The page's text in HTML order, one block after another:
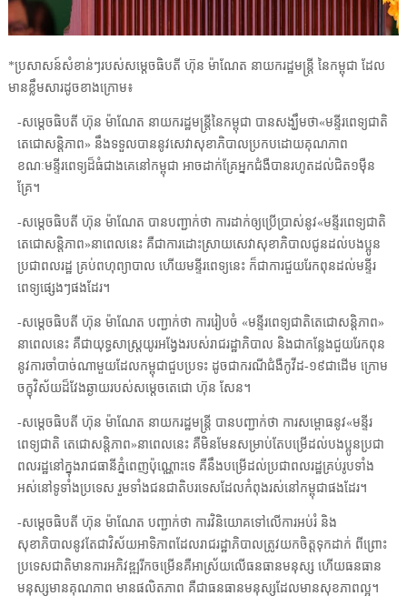
*ប្រសាសន៍សំខាន់ៗរបស់សម្ដេចធិបតី ហ៊ុន ម៉ាណែត នាយករដ្ឋមន្ត្រី នៃកម្ពុជា ដែល
មានខ្លឹមសារដូចខាងក្រោម៖
-សម្តេចធិបតី ហ៊ុន ម៉ាណែត នាយករដ្ឋមន្រ្តីនៃកម្ពុជា បានសង្ឃឹមថា«មន្ទីរពេទ្យជាតិ
តេជោសន្តិភាព» នឹងទទួលបាននូវសេវាសុខាភិបាលប្រកបដោយគុណភាព
ខណៈមន្ទីរពេទ្យដ៏ធំជាងគេនៅកម្ពុជា អាចដាក់គ្រែអ្នកជំងឺបានរហូតដល់ជិត១ម៉ឺន
គ្រែ។
-សម្តេចធិបតី ហ៊ុន ម៉ាណែត បានបញ្ជាក់ថា ការដាក់ឲ្យប្រើប្រាស់នូវ«មន្ទីរពេទ្យជាតិ
តេជោសន្តិភាព»នាពេលនេះ គឺជាការដោះស្រាយសេវាសុខាភិបាលជូនដល់បងប្អូន
ប្រជាពលរដ្ឋ គ្រប់ពហុព្យាបាល ហើយមន្ទីរពេទ្យនេះ ក៏ជាការជួយរែកពុនដល់មន្ទីរ
ពេទ្យផ្សេងៗផងដែរ។
-សម្ដេចធិបតី ហ៊ុន ម៉ាណែត បញ្ជាក់ថា ការរៀបចំ «មន្ទីរពេទ្យជាតិតេជោសន្តិភាព»
នាពេលនេះ គឺជាយុទ្ធសាស្រ្ដយូរអង្វែងរបស់រាជរដ្ឋាភិបាល និងជាកន្លែងជួយរែកពុន
នូវការចាំបាច់ណាមួយដែលកម្ពុជាជួបប្រទះ ដូចជាករណីជំងឺកូវីដ-១៩ជាដើម ក្រោម
ចក្ខុវិស័យដ៏វែងឆ្ងាយរបស់សម្ដេចតេជោ ហ៊ុន សែន។
-សម្តេចធិបតី ហ៊ុន ម៉ាណែត នាយករដ្ឋមន្រ្តី បានបញ្ជាក់ថា ការសម្ពោធនូវ«មន្ទីរ
ពេទ្យជាតិ តេជោសន្តិភាព»នាពេលនេះ គឺមិនមែនសម្រាប់តែបម្រើដល់បងប្អូនប្រជា
ពលរដ្ឋនៅក្នុងរាជធានីភ្នំពេញប៉ុណ្ណោះទេ គឺនឹងបម្រើដល់ប្រជាពលរដ្ឋគ្រប់រូបទាំង
អស់នៅទូទាំងប្រទេស រួមទាំងជនជាតិបរទេសដែលកំពុងរស់នៅកម្ពុជាផងដែរ។
-សម្ដេចធិបតី ហ៊ុន ម៉ាណែត បញ្ជាក់ថា ការវិនិយោគទៅលើការអប់រំ និង
សុខាភិបាលនូវតែជាវិស័យអាទិភាពដែលរាជរដ្ឋាភិបាលត្រូវយកចិត្តទុកដាក់ ពីព្រោះ
ប្រទេសជាតិមានការអភិវឌ្ឍរីកចម្រើនគឺអាស្រ័យលើធនធានមនុស្ស ហើយធនធាន
មនុស្សមានគុណភាព មានផលិតភាព គឺជាធនធានមនុស្សដែលមានសុខភាពល្អ។